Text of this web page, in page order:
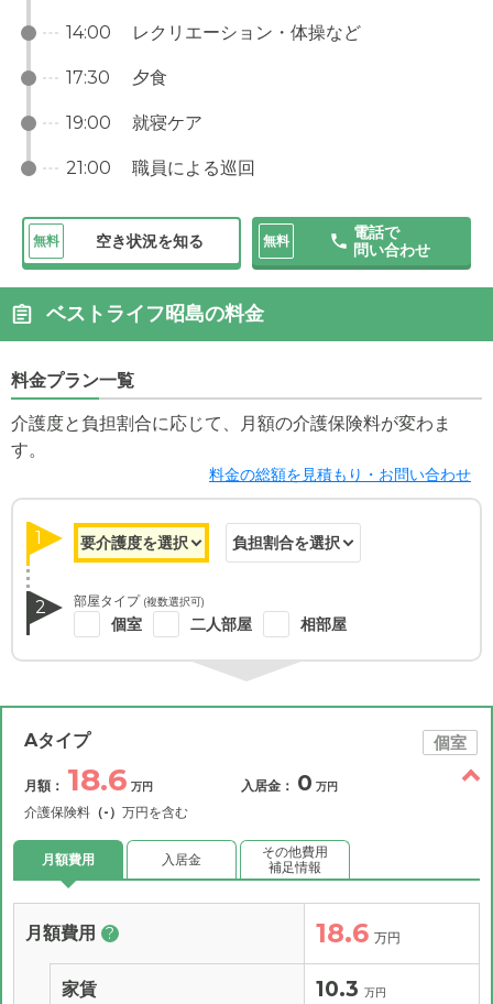
14:00 レクリエーション・体操など
17:30 夕食
19:00 就寝ケア
21:00 職員による巡回
無料 空き状況を知る 無料
電話で
問い合わせ
ベストライフ昭島の料金
料金プラン一覧
介護度と負担割合に応じて、月額の介護保険料が変わま
す。
料金の総額を見積もり・お問い合わせ
1
2 部屋タイプ (複数選択可)
個室 二人部屋 相部屋
Aタイプ 個室
月額： 18.6 万円
介護保険料 （-） 万円を含む
入居金： 0 万円
月額費用 入居金
その他費用
補足情報
月額費用 ? 18.6 万円
家賃 10.3 万円